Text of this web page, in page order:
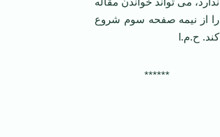
را از نیمه صفحه سوم شروع
کند. ح.م.l
‌‌******